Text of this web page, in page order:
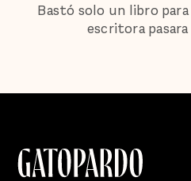
Bastó solo un libro
escritora